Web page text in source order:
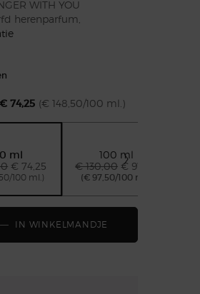
WITH YOU
herenparfum,
€ 74,25 (€ 148,50/100 ml.)
Geselecteerd
ml
Oude prijs
Nieuwe prijs
€ 74,25
100 ml.)
, 2 of 3 Geselecteerd
100 ml
Oude prijs
€ 130,00Nieuwe prijs
€ 97,50
(€ 97,50/100 ml.)
, 3 of 3
― IN WINKELMANDJE